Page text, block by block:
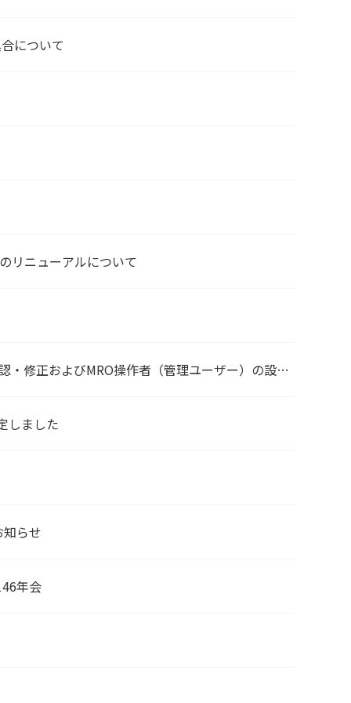
について
リニューアルについて
・修正およびMRO操作者（管理ユーザー）の設定
しました
らせ
年会